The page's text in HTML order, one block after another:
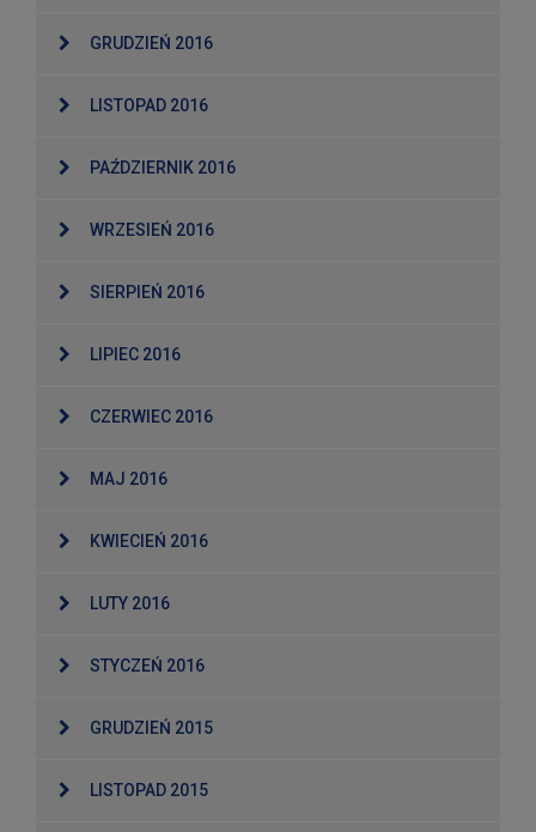
GRUDZIEŃ 2016
LISTOPAD 2016
PAŹDZIERNIK 2016
WRZESIEŃ 2016
SIERPIEŃ 2016
LIPIEC 2016
CZERWIEC 2016
MAJ 2016
KWIECIEŃ 2016
LUTY 2016
STYCZEŃ 2016
GRUDZIEŃ 2015
LISTOPAD 2015